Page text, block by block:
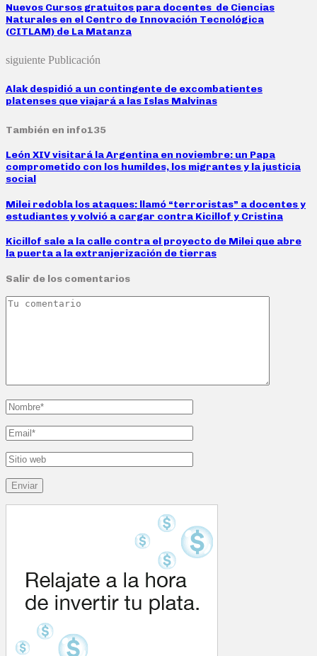
Nuevos Cursos gratuitos para docentes de Ciencias
Naturales en el Centro de Innovación Tecnológica
(CITLAM) de La Matanza
siguiente Publicación
Alak despidió a un contingente de excombatientes
platenses que viajará a las Islas Malvinas
También en info135
León XIV visitará la Argentina en noviembre: un Papa
comprometido con los humildes, los migrantes y la justicia
social
Milei redobla los ataques: llamó “terroristas” a docentes y
estudiantes y volvió a cargar contra Kicillof y Cristina
Kicillof sale a la calle contra el proyecto de Milei que abre
la puerta a la extranjerización de tierras
Salir de los comentarios